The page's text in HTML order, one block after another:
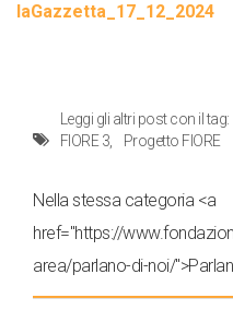
laGazzetta_17_12_2024
Leggi gli altri post con il tag:
FIORE 3
Progetto FIORE
Nella stessa categoria <a
href="https://
area/parlano-di-noi/